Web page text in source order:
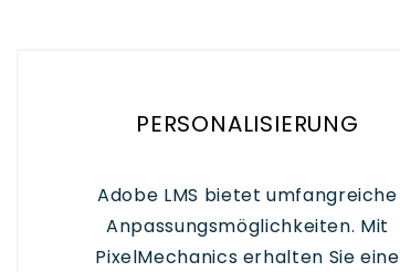
PERSONALISIERUNG
Adobe LMS bietet umfangreiche
Anpassungsmöglichkeiten. Mit
PixelMechanics erhalten Sie eine